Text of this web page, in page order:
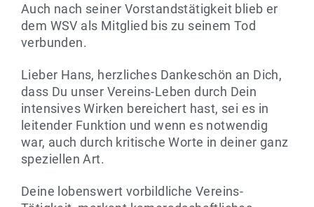
Auch nach seiner Vorstandstätigkeit blieb er
dem WSV als Mitglied bis zu seinem Tod
verbunden.
Lieber Hans, herzliches Dankeschön an Dich,
dass Du unser Vereins-Leben durch Dein
intensives Wirken bereichert hast, sei es in
leitender Funktion und wenn es notwendig
war, auch durch kritische Worte in deiner ganz
speziellen Art.
Deine lobenswert vorbildliche Vereins-